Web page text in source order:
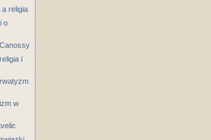
a religia
o
i
w